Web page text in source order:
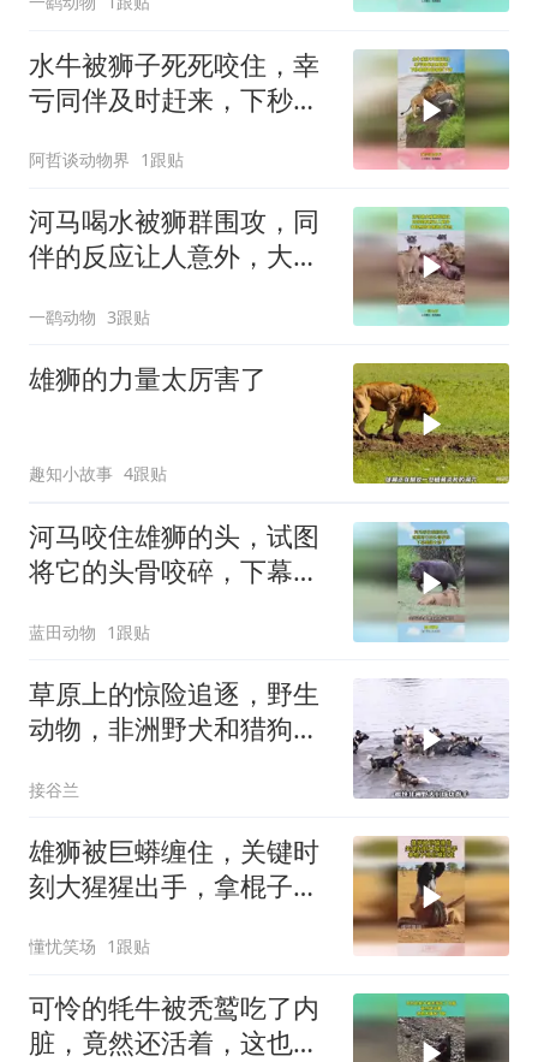
水牛被狮子死死咬住，幸
亏同伴及时赶来，下秒雄
阿哲谈动物界 1跟贴
河马喝水被狮群围攻，同
伴的反应让人意外，大自
一鹞动物 3跟贴
雄狮的力量太厉害了
趣知小故事 4跟贴
河马咬住雄狮的头，试图
将它的头骨咬碎，下幕雄
蓝田动物 1跟贴
草原上的惊险追逐，野生
动物，非洲野犬和猎狗大
接谷兰
雄狮被巨蟒缠住，关键时
刻大猩猩出手，拿棍子把
懂忧笑场 1跟贴
可怜的牦牛被秃鹫吃了内
脏，竟然还活着，这也太